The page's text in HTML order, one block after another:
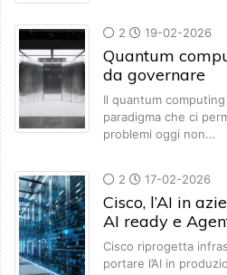
2 19-02-2026
Quantum
da governare
Il quantum
paradigma che ci
problemi oggi non…
2 17-02-2026
Cisco, l’AI in
AI ready e
Cisco riprogetta
portare l’AI in